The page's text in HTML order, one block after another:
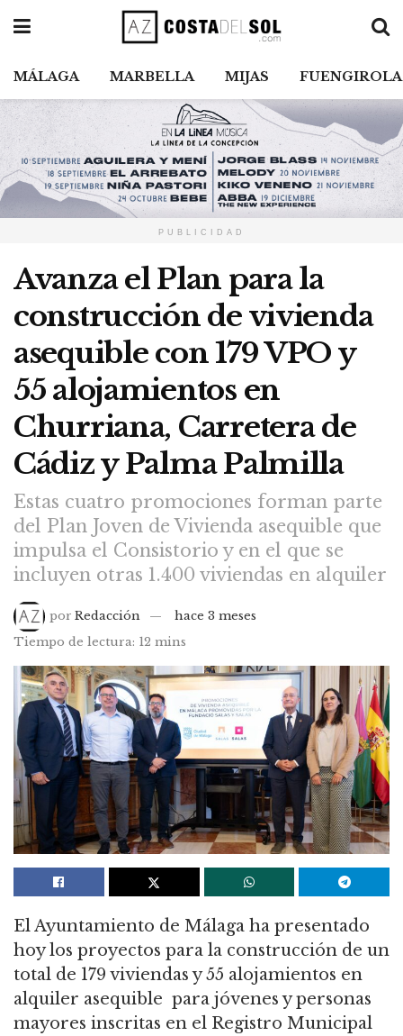
MÁLAGA MARBELLA MIJAS FUENGIROLA
PUBLICIDAD
Avanza el Plan para la
construcción de vivienda
asequible con 179 VPO y
55 alojamientos en
Churriana, Carretera de
Cádiz y Palma Palmilla
Estas cuatro promociones forman parte
del Plan Joven de Vivienda asequible que
impulsa el Consistorio y en el que se
incluyen otras 1.400 viviendas en alquiler
por Redacción
hace 3 meses
Tiempo de lectura: 12 mins
El Ayuntamiento de Málaga ha presentado
hoy los proyectos para la construcción de un
total de 179 viviendas y 55 alojamientos en
alquiler asequible para jóvenes y personas
mayores inscritas en el Registro Municipal